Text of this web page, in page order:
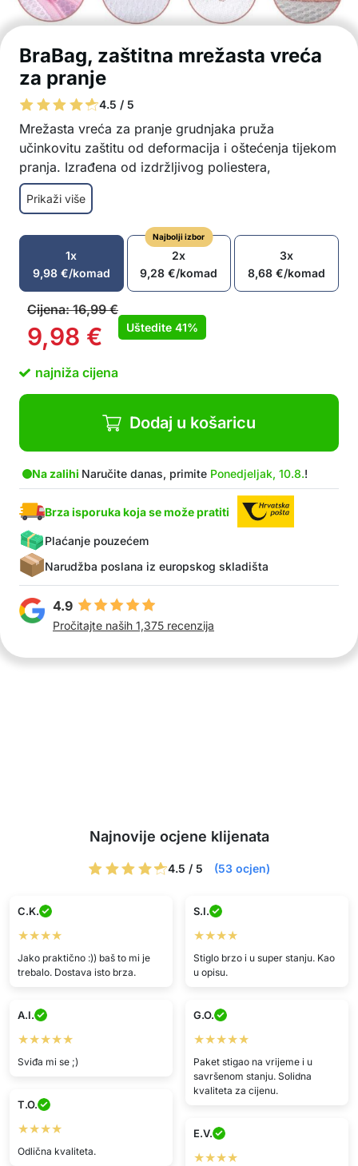
BraBag, zaštitna mrežasta vreća
za pranje
4.5 / 5
Mrežasta vreća za pranje grudnjaka pruža
učinkovitu zaštitu od deformacija i oštećenja tijekom
pranja. Izrađena od izdržljivog poliestera,
omogućuje da voda prolazi glatko, osiguravajući
savršeno čistu posteljinu.
Poseban dizajn sprječava deformacije i
oštećenja grudnjaka
Izrađena od vodopropusne mreže, omogućuje
da voda glatko teče za temeljito pranje
Sa zatvaračem na vrhu, umetanje i vađenje
rublja je lako
Višeslojna struktura
dugotrajnost
Pogodna za grudnjake, donje rublje i delikatne
odjevne predmete
U paketu: 1x zaštitna mrežasta vreća za pranje
Prikaži više
1x
9,98 €/komad
Najbolji izbor
2x
9,28€/komad
3x
8,68€/komad
Cijena:16,99€
9,98 € Uštedite 41%
najniža cijena
Dodaj u košaricu
Na zalihi Naručite danas, primite Ponedjeljak, 10.8.!
Brza isporuka koja se može pratiti
Plaćanje pouzećem
Narudžba poslana iz europskog skladišta
4.9
Pročitajte naših 1,375 recenzija
Najnovije ocjene klijenata
4.5 / 5 (53 ocjen)
C.K.
★★★★
Jako praktično :)) baš to mi je
trebalo. Dostava isto brza.
S.I.
★★★★
Stiglo brzo i u super stanju. Kao
u opisu.
A.I.
★★★★★
Sviđa mi se ;)
G.O.
★★★★★
Paket stigao na vrijeme i u
savršenom stanju. Solidna
kvaliteta za cijenu.
T.O.
★★★★
Odlična kvaliteta.
E.V.
★★★★